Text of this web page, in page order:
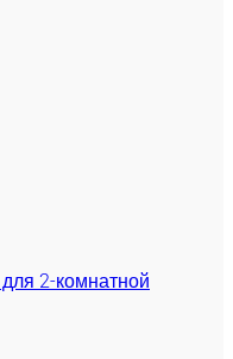
2-комнатной